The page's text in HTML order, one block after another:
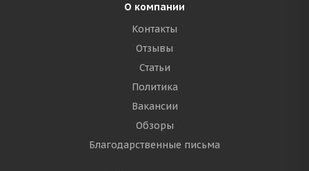
О компании
Контакты
Отзывы
Статьи
Политика
Вакансии
Обзоры
Благодарственные письма